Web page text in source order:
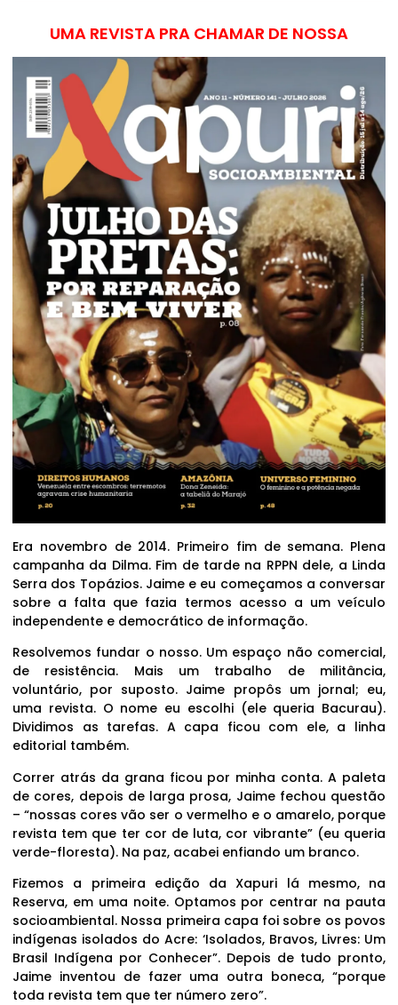
UMA REVISTA PRA CHAMAR DE NOSSA
Era novembro de 2014. Primeiro fim de semana. Plena
campanha da Dilma. Fim de tarde na RPPN dele, a Linda
Serra dos Topázios. Jaime e eu começamos a conversar
sobre a falta que fazia termos acesso a um veículo
independente e democrático de informação.
Resolvemos fundar o nosso. Um espaço não comercial,
de resistência. Mais um trabalho de militância,
voluntário, por suposto. Jaime propôs um jornal; eu,
uma revista. O nome eu escolhi (ele queria Bacurau).
Dividimos as tarefas. A capa ficou com ele, a linha
editorial também.
Correr atrás da grana ficou por minha conta. A paleta
de cores, depois de larga prosa, Jaime fechou questão
– “nossas cores vão ser o vermelho e o amarelo, porque
revista tem que ter cor de luta, cor vibrante” (eu queria
verde-floresta). Na paz, acabei enfiando um branco.
Fizemos a primeira edição da Xapuri lá mesmo, na
Reserva, em uma noite. Optamos por centrar na pauta
socioambiental. Nossa primeira capa foi sobre os povos
indígenas isolados do Acre: ‘Isolados, Bravos, Livres: Um
Brasil Indígena por Conhecer”. Depois de tudo pronto,
Jaime inventou de fazer uma outra boneca, “porque
toda revista tem que ter número zero”.